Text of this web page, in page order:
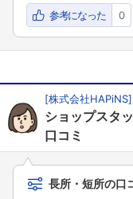
参考になった 0
[株式会社HAPiNS]
ショップスタ
口コミ
長所・短所の口